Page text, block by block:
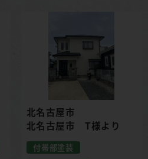
北名古屋市
北名古屋市 T様より
付帯部塗装